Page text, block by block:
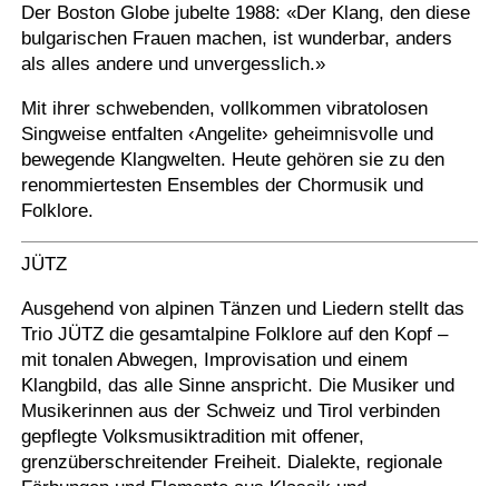
Der Boston Globe jubelte 1988: «Der Klang, den diese
bulgarischen Frauen machen, ist wunderbar, anders
als alles andere und unvergesslich.»
Mit ihrer schwebenden, vollkommen vibratolosen
Singweise entfalten ‹Angelite› geheimnisvolle und
bewegende Klangwelten. Heute gehören sie zu den
renommiertesten Ensembles der Chormusik und
Folklore.
JÜTZ
Ausgehend von alpinen Tänzen und Liedern stellt das
Trio JÜTZ die gesamtalpine Folklore auf den Kopf –
mit tonalen Abwegen, Improvisation und einem
Klangbild, das alle Sinne anspricht. Die Musiker und
Musikerinnen aus der Schweiz und Tirol verbinden
gepflegte Volksmusiktradition mit offener,
grenzüberschreitender Freiheit. Dialekte, regionale